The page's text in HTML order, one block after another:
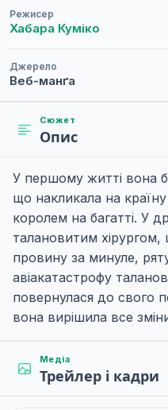
Режисер
Хабара Куміко
Джерело
Веб-манґа
Сюжет
Опис
У першому житті вона
що накликала на
королем на багатті. У
талановитим
провину за минуле,
авіакатастрофу
повернулася до свого
вона вирішила все
Медіа
Трейлер і кадри